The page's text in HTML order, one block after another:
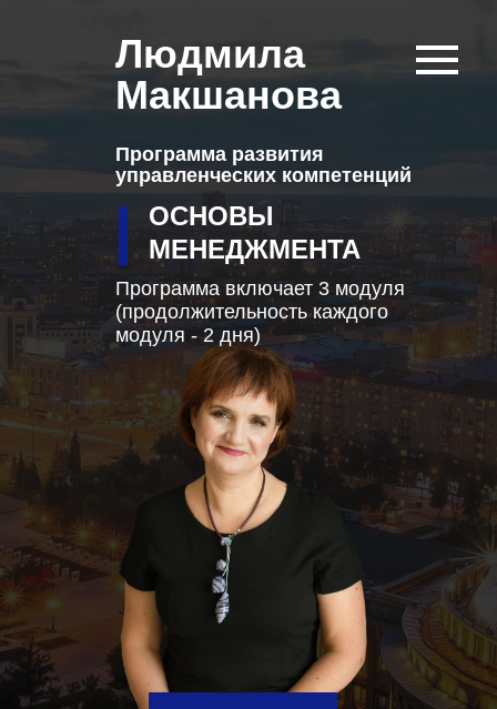
Людмила
Макшанова
ОСНОВЫ
МЕНЕДЖМЕНТА
Программа развития
управленческих компетенций
Программа включает 3 модуля
(продолжительность каждого
модуля - 2 дня)